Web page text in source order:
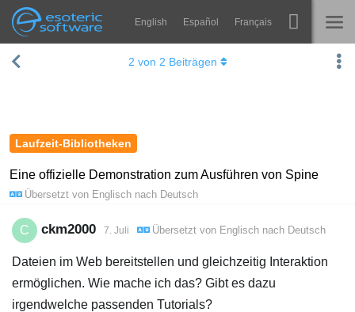
Esoteric Software
Navigation English Español Français
STARTSEITE Spine
Lernen
FAQ
Ausprobieren
Kaufen
Laufzeit-Bibliotheken
Eine offizielle Demonstration zum Ausführen von Spine
Übersetzt von Englisch nach Deutsch
2 von 2 Beiträgen
C ckm2000 7. Juli Übersetzt von Englisch nach Deutsch
Dateien im Web bereitstellen und gleichzeitig Interaktion
ermöglichen. Wie mache ich das? Gibt es dazu
irgendwelche passenden Tutorials?